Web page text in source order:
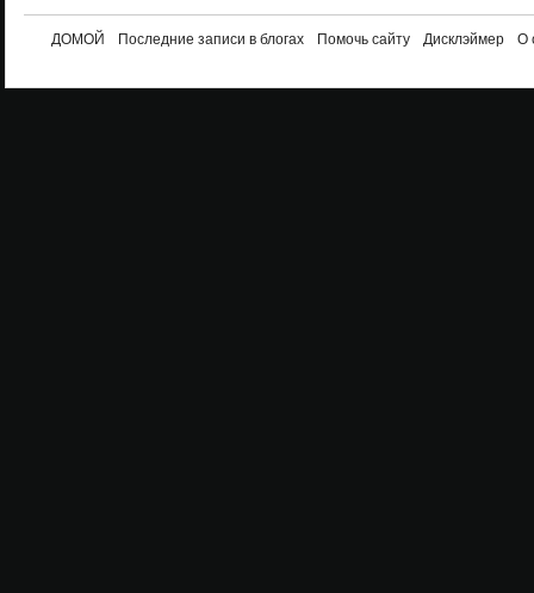
ДОМОЙ Последние записи в блогах Помочь сайту Дисклэймер О